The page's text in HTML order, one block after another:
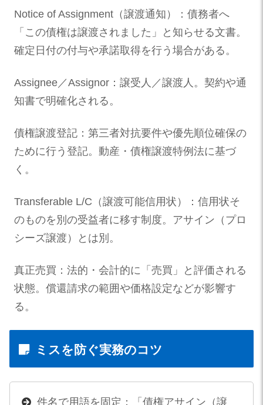
Notice of Assignment（譲渡通知）：債務者へ
「この債権は譲渡されました」と知らせる文書。
確定日付の付与や承諾取得を行う場合がある。
Assignee／Assignor：譲受人／譲渡人。契約や通
知書で明確化される。
債権譲渡登記：第三者対抗要件や優先順位確保の
ために行う登記。動産・債権譲渡特例法に基づ
く。
Transferable L/C（譲渡可能信用状）：信用状そ
のものを別の受益者に移す制度。アサイン（プロ
シーズ譲渡）とは別。
真正売買：法的・会計的に「売買」と評価される
状態。償還請求の範囲や価格設定などが影響す
る。
ミスを防ぐ実務のコツ
件名で用語を固定：「債権アサイン（譲